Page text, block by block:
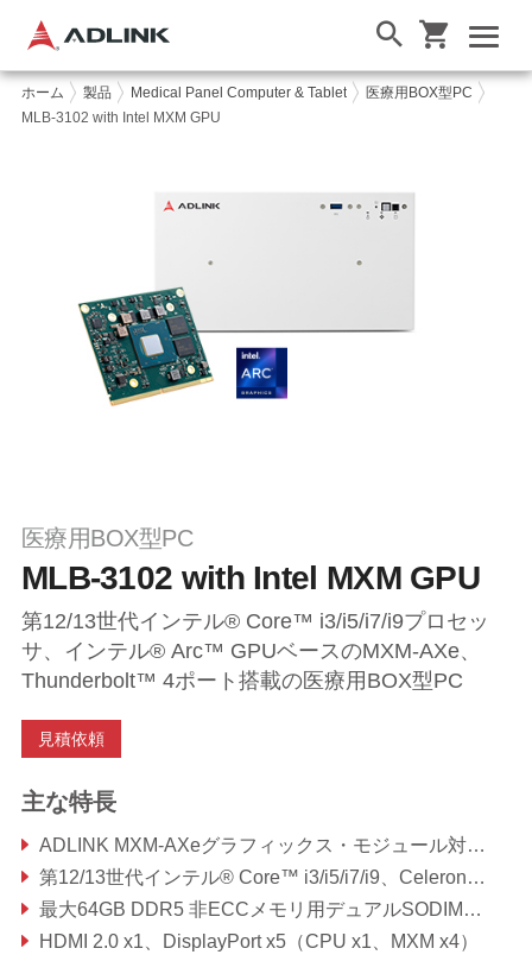
ホーム 製品 Medical Panel Computer & Tablet
医療用BOX型PC
MLB-3102 with Intel MXM GPU
医療用BOX型PC
MLB-3102 with Intel MXM GPU
第12/13世代インテル® Core™ i3/i5/i7/i9プロセッ
サ、インテル® Arc™ GPUベースのMXM-AXe、
Thunderbolt™ 4ポート搭載の医療用BOX型PC
見積依頼
主な特長
ADLINK MXM-AXeグラフィックス・モジュール対応（タイプA、電源に基づくTDP最大50W）
第12/13世代インテル® Core™ i3/i5/i7/i9、Celeron®プロセッサ
最大64GB DDR5 非ECCメモリ用デュアルSODIMM（CPUにより異なる）
HDMI 2.0 x1、DisplayPort x5（CPU x1、MXM x4）